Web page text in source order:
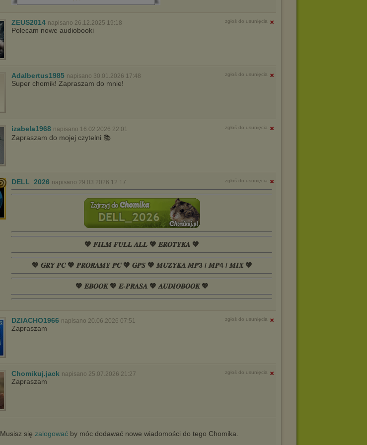
ZEUS2014 napisano 26.12.2025 19:18 zgłoś do usunięcia
Polecam nowe audiobooki
Adalbertus1985 napisano 30.01.2026 17:48 zgłoś do usunięcia
Super chomik! Zapraszam do mnie!
izabela1968 napisano 16.02.2026 22:01 zgłoś do usunięcia
Zapraszam do mojej czytelni 📚
DELL_2026 napisano 29.03.2026 12:17 zgłoś do usunięcia
💖 𝑭𝑰𝑳𝑴 𝑭𝑼𝑳𝑳 𝑨𝑳𝑳 💖 𝑬𝑹𝑶𝑻𝒀𝑲𝑨 💖
💖 𝑮𝑹𝒀 𝑷𝑪 💖 𝑷𝑹𝑶𝑹𝑨𝑴𝒀 𝑷𝑪 💖 𝑮𝑷𝑺 💖 𝑴𝑼𝒁𝒀𝑲𝑨 𝑴𝑷3 / 𝑴𝑷4 / 𝑴𝑰𝑿 💖
💖 𝑬𝑩𝑶𝑶𝑲 💖 𝑬-𝑷𝑹𝑨𝑺𝑨 💖 𝑨𝑼𝑫𝑰𝑶𝑩𝑶𝑶𝑲 💖
DZIACHO1966 napisano 20.06.2026 07:51 zgłoś do usunięcia
Zapraszam
Chomikuj.jack napisano 25.07.2026 21:27 zgłoś do usunięcia
Zapraszam
Musisz się zalogowaćby móc dodawać nowe wiadomości do tego Chomika.